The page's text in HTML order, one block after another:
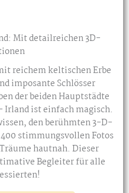
Mit detailreichen 3D-
reichem keltischen Erbe
imposante Schlösser
der beiden Hauptstädte
Irland ist einfach magisch.
den berühmten 3-D-
stimmungsvollen Fotos
hautnah. Dieser
Begleiter für alle